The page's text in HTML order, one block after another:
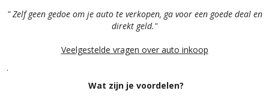
" Zelf geen gedoe om je auto te verkopen, ga voor een goede deal en
direkt geld."
Veelgestelde vragen over auto inkoop
.
Wat zijn je voordelen?